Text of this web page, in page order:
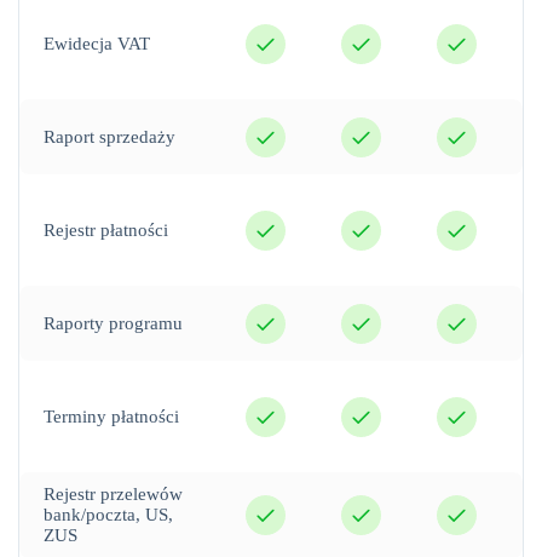
Ewidecja VAT
tak tak tak
Raport sprzedaży
tak tak tak
Rejestr płatności
tak tak tak
Raporty programu
tak tak tak
Terminy płatności
tak tak tak
Rejestr przelewów
bank/poczta, US,
ZUS
tak tak tak